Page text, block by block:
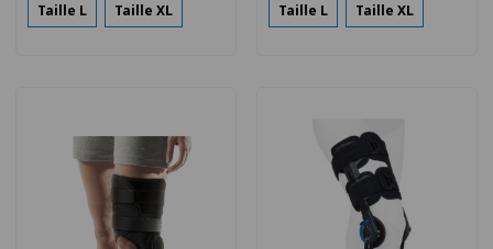
Taille L Taille XL Taille L Taille XL